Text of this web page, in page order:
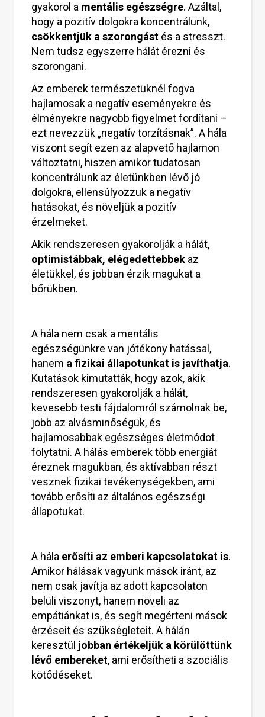
gyakorol a mentális egészségre. Azáltal,
hogy a pozitív dolgokra koncentrálunk,
csökkentjük a szorongást és a stresszt.
Nem tudsz egyszerre hálát érezni és
szorongani.
Az emberek természetüknél fogva
hajlamosak a negatív eseményekre és
élményekre nagyobb figyelmet fordítani –
ezt nevezzük „negatív torzításnak”. A hála
viszont segít ezen az alapvető hajlamon
változtatni, hiszen amikor tudatosan
koncentrálunk az életünkben lévő jó
dolgokra, ellensúlyozzuk a negatív
hatásokat, és növeljük a pozitív
érzelmeket.
Akik rendszeresen gyakorolják a hálát,
optimistábbak, elégedettebbek az
életükkel, és jobban érzik magukat a
bőrükben.
A hála nem csak a mentális
egészségünkre van jótékony hatással,
hanem a fizikai állapotunkat is javíthatja.
Kutatások kimutatták, hogy azok, akik
rendszeresen gyakorolják a hálát,
kevesebb testi fájdalomról számolnak be,
jobb az alvásminőségük, és
hajlamosabbak egészséges életmódot
folytatni. A hálás emberek több energiát
éreznek magukban, és aktívabban részt
vesznek fizikai tevékenységekben, ami
tovább erősíti az általános egészségi
állapotukat.
A hála erősíti az emberi kapcsolatokat is.
Amikor hálásak vagyunk mások iránt, az
nem csak javítja az adott kapcsolaton
belüli viszonyt, hanem növeli az
empátiánkat is, és segít megérteni mások
érzéseit és szükségleteit. A hálán
keresztül jobban értékeljük a körülöttünk
lévő embereket, ami erősítheti a szociális
kötődéseket.